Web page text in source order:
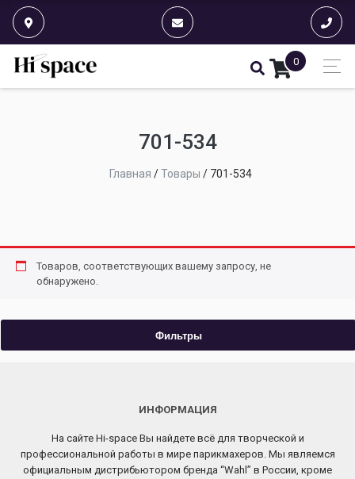
0
701-534
Главная /Товары / 701-534
Товаров, соответствующих вашему запросу, не
обнаружено.
Фильтры
ИНФОРМАЦИЯ
На сайте Hi-space Вы найдете всё для творческой и
профессиональной работы в мире парикмахеров. Мы являемся
официальным дистрибьютором бренда “Wahl” в России, кроме